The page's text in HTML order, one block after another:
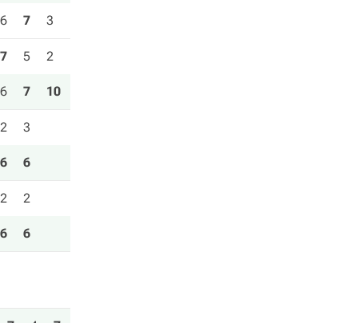
6 7 3
7 5 2
6 7 10
2 3
6 6
2 2
6 6